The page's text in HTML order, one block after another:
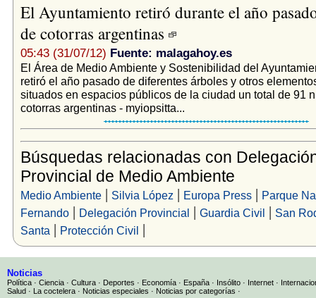
El Ayuntamiento retiró durante el año
de cotorras argentinas
05:43 (31/07/12) Fuente: malagahoy.es
El Área de Medio Ambiente y Sostenibilidad del
retiró el año pasado de diferentes árboles y otros
situados en espacios públicos de la ciudad un total de 91
cotorras argentinas - myiopsitta...
Búsquedas relacionadas con
Provincial de Medio Ambiente
Medio Ambiente| Silvia López | Europa Press| Parque
Fernando| Delegación Provincial | Guardia Civil | San
Santa | Protección Civil |
Noticias
Política · Ciencia · Cultura · Deportes · Economía · España · Insólito · Internet ·
Salud · La coctelera · Noticias especiales · Noticias por categorías ·